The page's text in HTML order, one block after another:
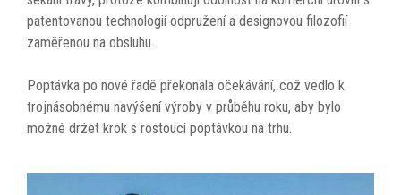
patentovanou technologií odpružení a designovou filozofií
zaměřenou na obsluhu.
Poptávka po nové řadě překonala očekávání, což vedlo k
trojnásobnému navýšení výroby v průběhu roku, aby bylo
možné držet krok s rostoucí poptávkou na trhu.